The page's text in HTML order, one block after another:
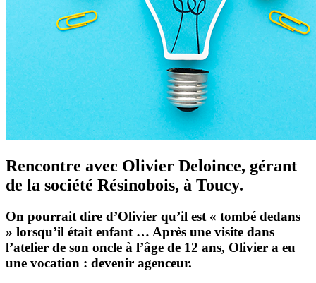
Rencontre avec Olivier Deloince, gérant
de la société Résinobois, à Toucy.
On pourrait dire d’Olivier qu’il est « tombé dedans
» lorsqu’il était enfant … Après une visite dans
l’atelier de son oncle à l’âge de 12 ans, Olivier a eu
une vocation : devenir agenceur.